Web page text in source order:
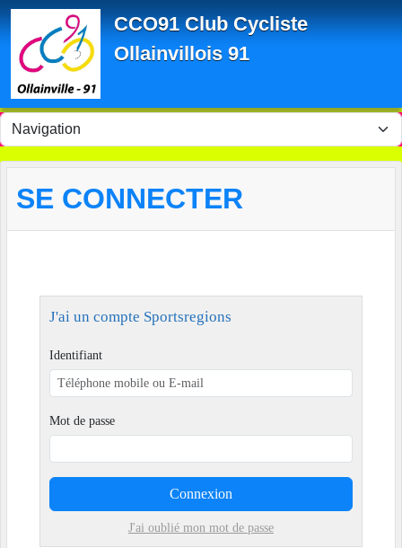
CCO91 Club Cycliste
Ollainvillois 91
SE CONNECTER
J'ai un compte Sportsregions
Identifiant
Mot de passe
Connexion
J'ai oublié mon mot de passe
Panneau de gestion des cookies